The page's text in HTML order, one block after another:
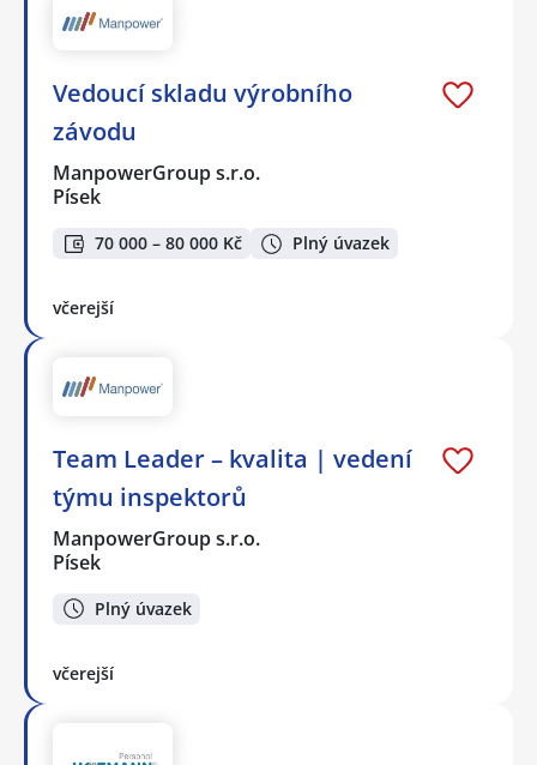
Vedoucí skladu výrobního
závodu
ManpowerGroup s.r.o.
Písek
70 000 – 80 000 Kč Plný úvazek
včerejší
Team Leader – kvalita | vedení
týmu inspektorů
ManpowerGroup s.r.o.
Písek
Plný úvazek
včerejší